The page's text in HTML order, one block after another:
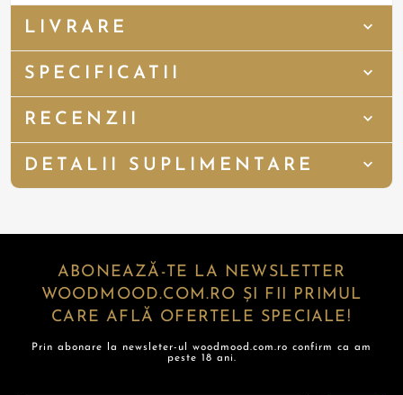
LIVRARE
SPECIFICATII
RECENZII
DETALII SUPLIMENTARE
ABONEAZĂ-TE LA NEWSLETTER
WOODMOOD.COM.RO ȘI FII PRIMUL
CARE AFLĂ OFERTELE SPECIALE!
Prin abonare la newsleter-ul woodmood.com.ro confirm ca am
peste 18 ani.